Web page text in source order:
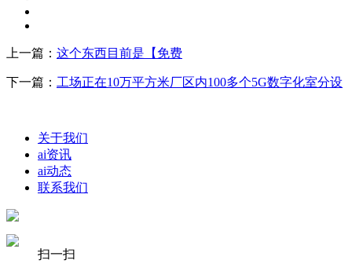
上一篇： 这个东西目前是【免费
下一篇： 工场正在10万平方米厂区内100多个5G数字化室分设
关于我们
ai资讯
ai动态
联系我们
扫一扫